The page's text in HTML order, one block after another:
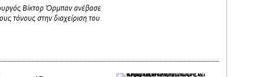
Βίκτορ Όρμπαν ανέβασε
τόνους στην διαχείριση του